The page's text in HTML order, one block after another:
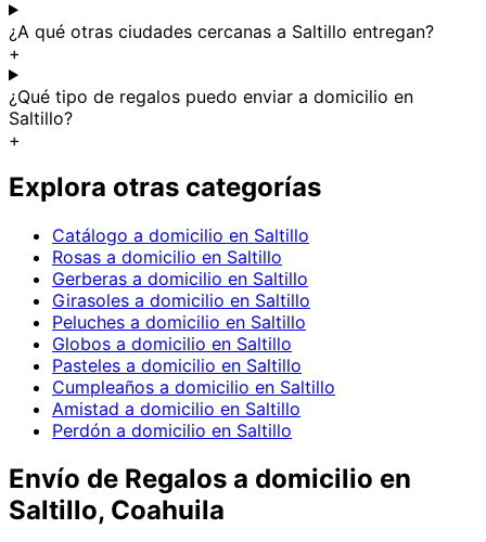
¿A qué otras ciudades cercanas a Saltillo entregan?
+
¿Qué tipo de regalos puedo enviar a domicilio en
Saltillo?
+
Explora otras categorías
Catálogo a domicilio en Saltillo
Rosas a domicilio en Saltillo
Gerberas a domicilio en Saltillo
Girasoles a domicilio en Saltillo
Peluches a domicilio en Saltillo
Globos a domicilio en Saltillo
Pasteles a domicilio en Saltillo
Cumpleaños a domicilio en Saltillo
Amistad a domicilio en Saltillo
Perdón a domicilio en Saltillo
Envío de Regalos a domicilio en
Saltillo, Coahuila